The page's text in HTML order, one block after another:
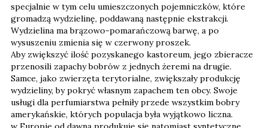
specjalnie w tym celu umieszczonych pojemniczków, które
gromadzą wydzielinę, poddawaną następnie ekstrakcji.
Wydzielina ma brązowo-pomarańczową barwę, a po
wysuszeniu zmienia się w czerwony proszek.
Aby zwiększyć ilość pozyskanego kastoreum, jego zbieracze
przenosili zapachy bobrów z jednych żeremi na drugie.
Samce, jako zwierzęta terytorialne, zwiększały produkcję
wydzieliny, by pokryć własnym zapachem ten obcy. Swoje
usługi dla perfumiarstwa pełniły przede wszystkim bobry
amerykańskie, których populacja była wyjątkowo liczna.